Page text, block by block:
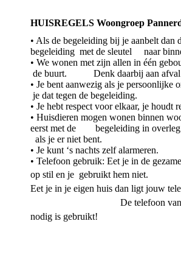
HUISREGELS Woongroep
• Als de begeleiding bij je aanbelt
begeleiding met de sleutel naar
• We wonen met zijn allen in één
de buurt. Denk daarbij aan afval
• Je bent aanwezig als je persoonlijke
je dat tegen de begeleiding.
• Je hebt respect voor elkaar, je houdt
• Huisdieren mogen wonen binnen
eerst met de begeleiding in overleg.
als je er niet bent.
• Je kunt ‘s nachts zelf alarmeren.
• Telefoon gebruik: Eet je in de
op stil en je gebruikt hem niet.
Eet je in je eigen huis dan ligt jouw
De telefoon van de
nodig is gebruikt!